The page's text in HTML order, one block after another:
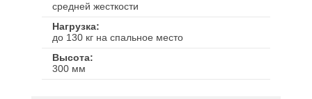
средней жесткости
Нагрузка
до 130 кг на спальное место
Высота
300 мм